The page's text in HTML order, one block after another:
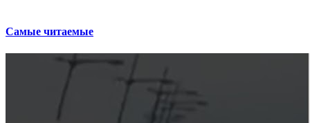
Самые читаемые